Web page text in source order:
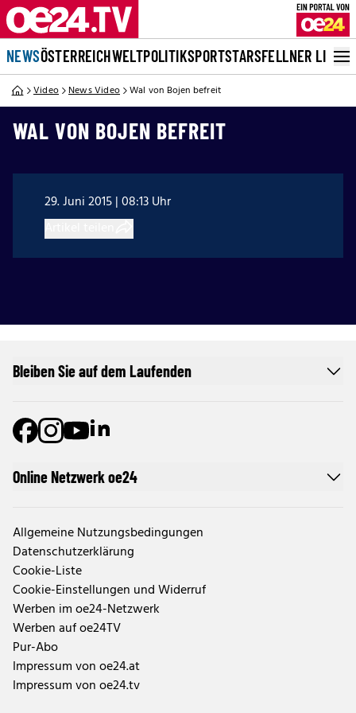
NEWSÖSTERREICHWELTPOLITIKSPORTSTARSFELLNER LIVE
Video News Video Wal von Bojen befreit
WAL VON BOJEN BEFREIT
29. Juni 2015 | 08:13 Uhr
Online Netzwerk oe24
Allgemeine Nutzungsbedingungen
Datenschutzerklärung
Cookie-Liste
Cookie-Einstellungen und Widerruf
Werben im oe24-Netzwerk
Werben auf oe24TV
Pur-Abo
Impressum von oe24.at
Impressum von oe24.tv
Bleiben Sie auf dem Laufenden